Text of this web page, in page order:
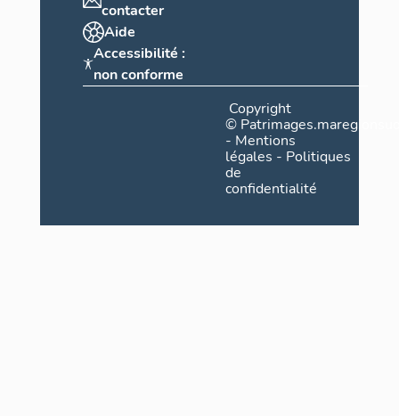
contacter
Aide
Accessibilité :
non conforme
Copyright
©
- Mentions
légales - Politiques
de
confidentialité